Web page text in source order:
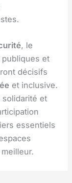
, le
et
décisifs
et inclusive.
solidarité et
essentiels